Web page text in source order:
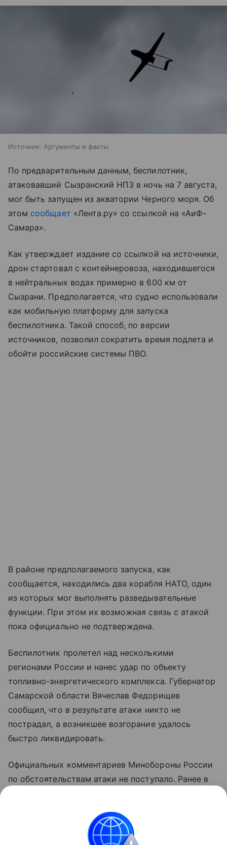
Источник: Аргументы и факты
По предварительным данным, беспилотник,
атаковавший Сызранский НПЗ в ночь на 7 августа,
мог быть запущен из акватории Черного моря. Об
этом сообщает «Лента.ру» со ссылкой на «АиФ-
Самара».
Как утверждает издание со ссылкой на источники,
дрон стартовал с контейнеровоза, находившегося
в нейтральных водах примерно в 600 км от
Сызрани. Предполагается, что судно использовали
как мобильную платформу для запуска
беспилотника. Такой способ, по версии
источников, позволил сократить время подлета и
обойти российские системы ПВО.
В районе предполагаемого запуска, как
сообщается, находились два корабля НАТО, один
из которых мог выполнять разведывательные
функции. При этом их возможная связь с атакой
пока официально не подтверждена.
Беспилотник пролетел над несколькими
регионами России и нанес удар по объекту
топливно-энергетического комплекса. Губернатор
Самарской области Вячеслав Федорищев
сообщил, что в результате атаки никто не
пострадал, а возникшее возгорание удалось
быстро ликвидировать.
Официальных комментариев Минобороны России
по обстоятельствам атаки не поступало. Ранее в